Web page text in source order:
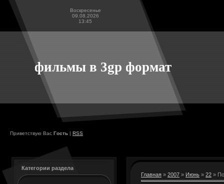
Воскресенье
09.08.2026
13:45
фильмы в 3gp формат
Приветствую Вас Гость | RSS
Категории раздела
Главная » 2007 » Июнь » 22 »